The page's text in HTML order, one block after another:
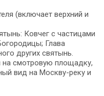
(включает верхний и
Ковчег с частицами
Глава
других святынь.
смотровую площадку,
вид на Москву-реку и